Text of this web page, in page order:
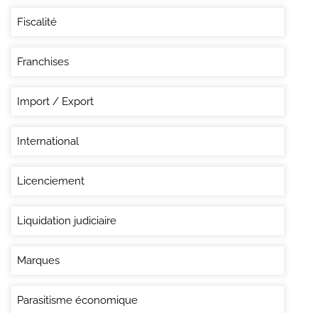
Fiscalité
Franchises
Import / Export
International
Licenciement
Liquidation judiciaire
Marques
Parasitisme économique